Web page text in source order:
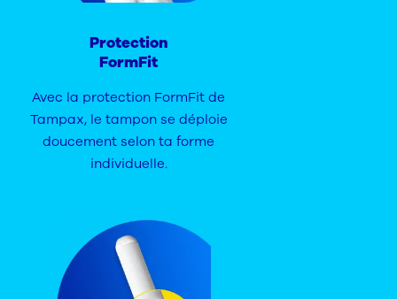
Protection
FormFit
Avec la protection FormFit de
Tampax, le tampon se déploie
doucement selon ta forme
individuelle.